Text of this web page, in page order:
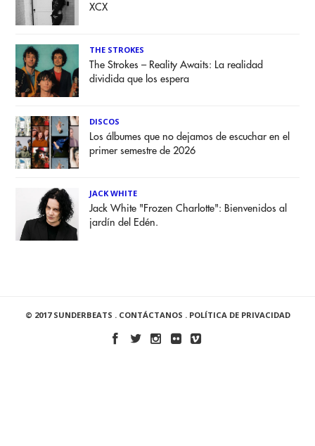
XCX
THE STROKES
The Strokes – Reality Awaits: La realidad
dividida que los espera
DISCOS
Los álbumes que no dejamos de escuchar en el
primer semestre de 2026
JACK WHITE
Jack White "Frozen Charlotte": Bienvenidos al
jardín del Edén.
© 2017 SUNDERBEATS . CONTÁCTANOS . POLÍTICA DE PRIVACIDAD